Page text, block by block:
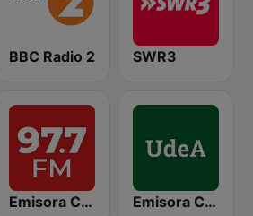
BBC Radio 2 SWR3
Emisora Cultural RAC Emisora Cultural Universidad de Antioquia AM